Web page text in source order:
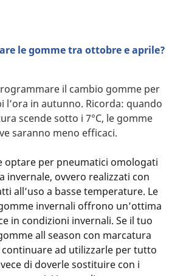
le gomme tra ottobre e aprile?
il cambio gomme per
l’ora in autunno. Ricorda: quando
scende sotto i 7°C, le gomme
saranno meno efficaci.
optare per pneumatici omologati
invernale, ovvero realizzati con
all’uso a basse temperature. Le
invernali offrono un’ottima
in condizioni invernali. Se il tuo
all season con marcatura
continuare ad utilizzarle per tutto
di doverle sostituire con i